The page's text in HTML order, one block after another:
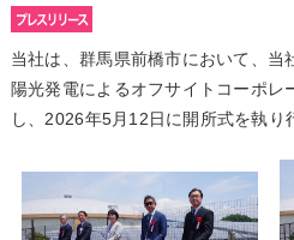
当社は、群馬県前橋市において、当
陽光発電によるオフサイトコーポレ
し、2026年5月12日に開所式を執り